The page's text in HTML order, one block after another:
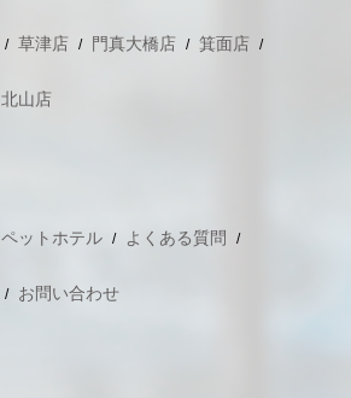
草津店 門真大橋店 箕面店
北山店
ペットホテル よくある質問
お問い合わせ